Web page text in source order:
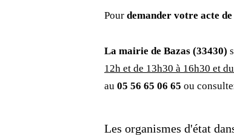
Pour demander votre acte de
La mairie de Bazas (33430)
12h et de 13h30 à 16h30 et
au 05 56 65 06 65 ou
Les organismes d'état